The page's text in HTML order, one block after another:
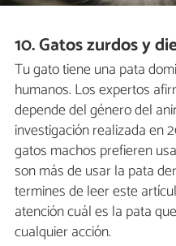
10. Gatos zurdos y
Tu gato tiene una pata
humanos. Los expertos
depende del género del
investigación realizada en
gatos machos prefieren
son más de usar la pata
termines de leer este
atención cuál es la pata
cualquier acción.